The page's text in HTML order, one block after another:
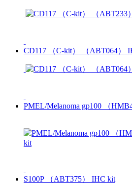
CD117 （C-kit） （ABT064）
PMEL/Melanoma gp100 （
S100P （ABT375） IHC kit